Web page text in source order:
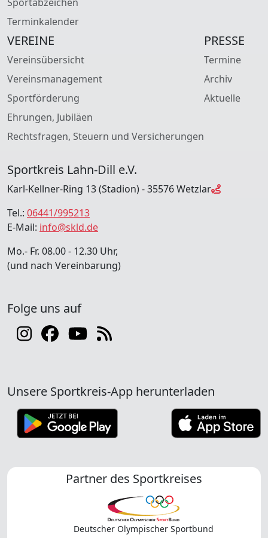
Terminkalender
VEREINE
Vereinsübersicht
Vereinsmanagement
Sportförderung
Ehrungen, Jubiläen
Rechtsfragen, Steuern und Versicherungen
PRESSE
Termine
Archiv
Aktuelle
Sportkreis Lahn-Dill e.V.
Karl-Kellner-Ring 13 (Stadion) - 35576 Wetzlar
Tel.: 06441/995213
E-Mail: info@skld.de
Mo.- Fr. 08.00 - 12.30 Uhr,
(und nach Vereinbarung)
Folge uns auf
Unsere Sportkreis-App herunterladen
Partner des Sportkreises
Deutscher Olympischer Sportbund